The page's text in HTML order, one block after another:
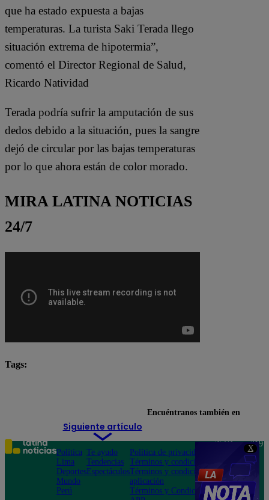
X
que ha estado expuesta a bajas
temperaturas. La turista Saki Terada llego
situación extrema de hipotermia”,
comentó el Director Regional de Salud,
Ricardo Natividad
Terada podría sufrir la amputación de sus
dedos debido a la situación, pues la sangre
dejó de circular por las bajas temperaturas
por lo que ahora están de color morado.
MIRA LATINA NOTICIAS
24/7
Tags:
Siguiente artículo
Encuéntranos también en
Política
Lima
Deportes
Mundo
Perú
Te ayudo
Tendencias
Espectáculos
Política de privacidad
Términos y condiciones
Términos y condiciones
aplicación
Términos y Condiciones
Teléfono: 219
Av. San
Felipe 968
Jesús María